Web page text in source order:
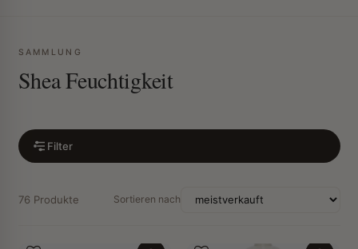
SAMMLUNG
Shea Feuchtigkeit
Filter
76 Produkte Sortieren nach